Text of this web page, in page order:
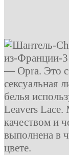
— Opra. Это
сексуальная
белья
Leavers Lace.
качеством и
выполнена в
цвете.